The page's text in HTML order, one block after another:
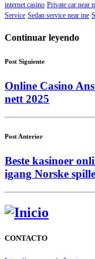
internet casino Private car near
Service Sedan service near me
Continuar leyendo
Post Siguiente
Online Casino
nett 2025
Post Anterior
Beste kasinoer
igang Norske
CONTACTO